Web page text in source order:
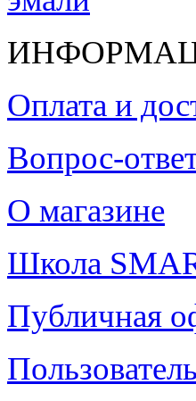
Оплата и
Вопрос-
О магазине
Школа
Публичная